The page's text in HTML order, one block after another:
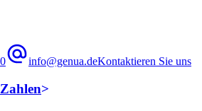
info@genua.deKontaktieren Sie uns